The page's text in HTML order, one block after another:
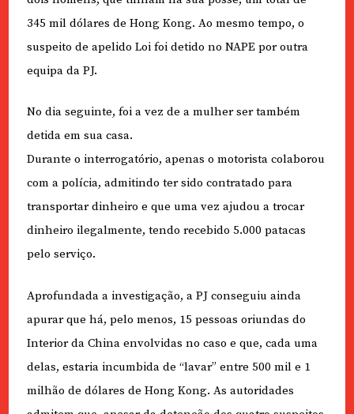
345 mil dólares de Hong Kong. Ao mesmo tempo, o
suspeito de apelido Loi foi detido no NAPE por outra
equipa da PJ.
No dia seguinte, foi a vez de a mulher ser também
detida em sua casa.
Durante o interrogatório, apenas o motorista colaborou
com a polícia, admitindo ter sido contratado para
transportar dinheiro e que uma vez ajudou a trocar
dinheiro ilegalmente, tendo recebido 5.000 patacas
pelo serviço.
Aprofundada a investigação, a PJ conseguiu ainda
apurar que há, pelo menos, 15 pessoas oriundas do
Interior da China envolvidas no caso e que, cada uma
delas, estaria incumbida de “lavar” entre 500 mil e 1
milhão de dólares de Hong Kong. As autoridades